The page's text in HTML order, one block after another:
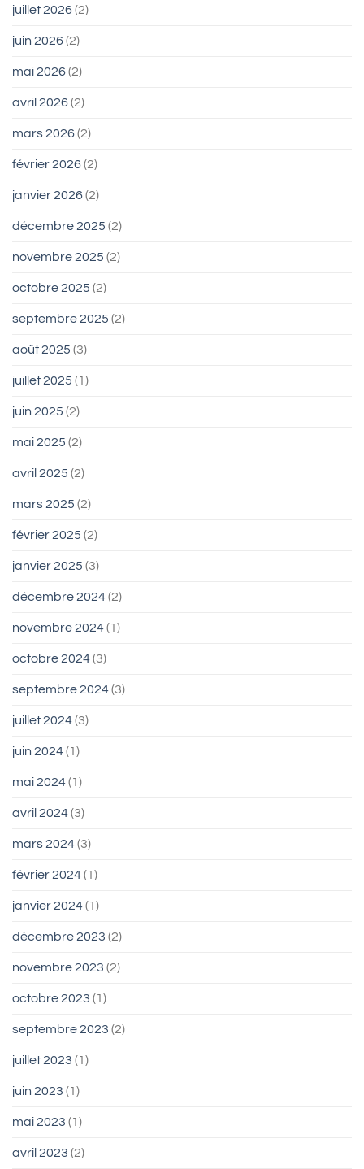
juillet 2026(2)
juin 2026(2)
mai 2026(2)
avril 2026(2)
mars 2026(2)
février 2026(2)
janvier 2026(2)
décembre 2025 (2)
novembre 2025 (2)
octobre 2025 (2)
septembre 2025 (2)
août 2025 (3)
juillet 2025 (1)
juin 2025 (2)
mai 2025 (2)
avril 2025 (2)
mars 2025 (2)
février 2025 (2)
janvier 2025 (3)
décembre 2024(2)
novembre 2024(1)
octobre 2024(3)
septembre 2024(3)
juillet 2024(3)
juin 2024(1)
mai 2024(1)
avril 2024(3)
mars 2024(3)
février 2024(1)
janvier 2024(1)
décembre 2023 (2)
novembre 2023 (2)
octobre 2023 (1)
septembre 2023 (2)
juillet 2023 (1)
juin 2023 (1)
mai 2023 (1)
avril 2023 (2)